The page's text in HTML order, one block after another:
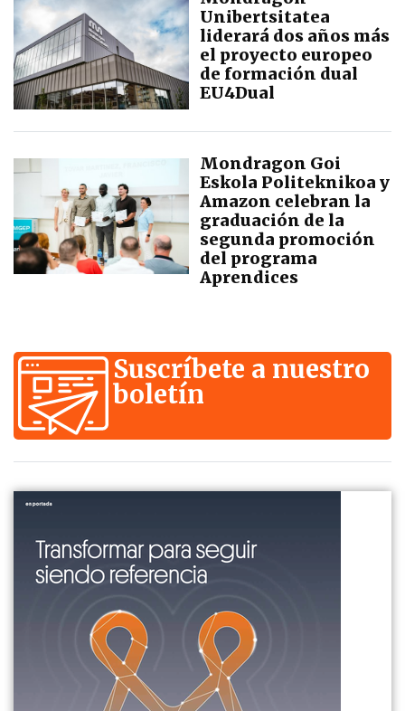
Unibertsitatea
liderará dos años más
el proyecto europeo
de formación dual
EU4Dual
Mondragon Goi
Eskola Politeknikoa y
Amazon celebran la
graduación de la
segunda promoción
del programa
Aprendices
Suscríbete a nuestro
boletín